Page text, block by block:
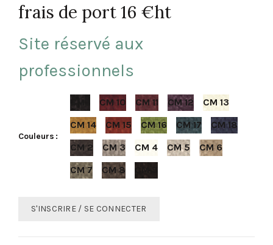
frais de port 16 €ht
Site réservé aux
professionnels
Couleurs
CM 1 CM 10 CM 11 CM 12
CM 13
CM 14
CM 15 CM 16 CM 17
CM 18
CM 2
CM 3 CM 4 CM 5
CM 6
CM 7
CM 8 CM 9
S'INSCRIRE / SE CONNECTER